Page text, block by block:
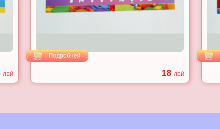
ЛЕЙ
Подробней
18 ЛЕЙ